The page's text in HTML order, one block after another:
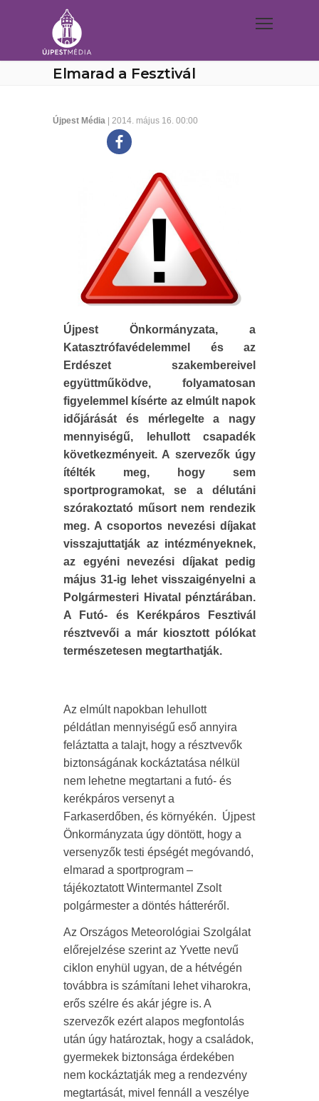
Elmarad a Fesztivál
Újpest Média | 2014. május 16. 00:00
Újpest Önkormányzata, a
Katasztrófavédelemmel és az
Erdészet szakembereivel
együttműködve, folyamatosan
figyelemmel kísérte az elmúlt napok
időjárását és mérlegelte a nagy
mennyiségű, lehullott csapadék
következményeit. A szervezők úgy
ítélték meg, hogy sem
sportprogramokat, se a délutáni
szórakoztató műsort nem rendezik
meg. A csoportos nevezési díjakat
visszajuttatják az intézményeknek,
az egyéni nevezési díjakat pedig
május 31-ig lehet visszaigényelni a
Polgármesteri Hivatal pénztárában.
A Futó- és Kerékpáros Fesztivál
résztvevői a már kiosztott pólókat
természetesen megtarthatják.
Az elmúlt napokban lehullott
példátlan mennyiségű eső annyira
feláztatta a talajt, hogy a résztvevők
biztonságának kockáztatása nélkül
nem lehetne megtartani a futó- és
kerékpáros versenyt a
Farkaserdőben, és környékén. Újpest
Önkormányzata úgy döntött, hogy a
versenyzők testi épségét megóvandó,
elmarad a sportprogram –
tájékoztatott Wintermantel Zsolt
polgármester a döntés hátteréről.
Az Országos Meteorológiai Szolgálat
előrejelzése szerint az Yvette nevű
ciklon enyhül ugyan, de a hétvégén
továbbra is számítani lehet viharokra,
erős szélre és akár jégre is. A
szervezők ezért alapos megfontolás
után úgy határoztak, hogy a családok,
gyermekek biztonsága érdekében
nem kockáztatják meg a rendezvény
megtartását, mivel fennáll a veszélye